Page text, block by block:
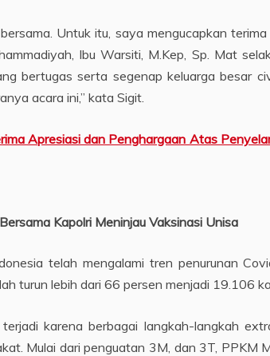
Untuk itu, saya mengucapkan
Ibu Warsiti, M.Kep, Sp. Mat
bertugas serta segenap keluarga besar
acara ini,” kata Sigit.
Apresiasi dan Penghargaan Atas
Kapolri Meninjau Vaksinasi Unisa
telah mengalami tren penurunan
turun lebih dari 66 persen menjadi 19.106
karena berbagai langkah-langkah
Mulai dari penguatan 3M, dan 3T, PPKM